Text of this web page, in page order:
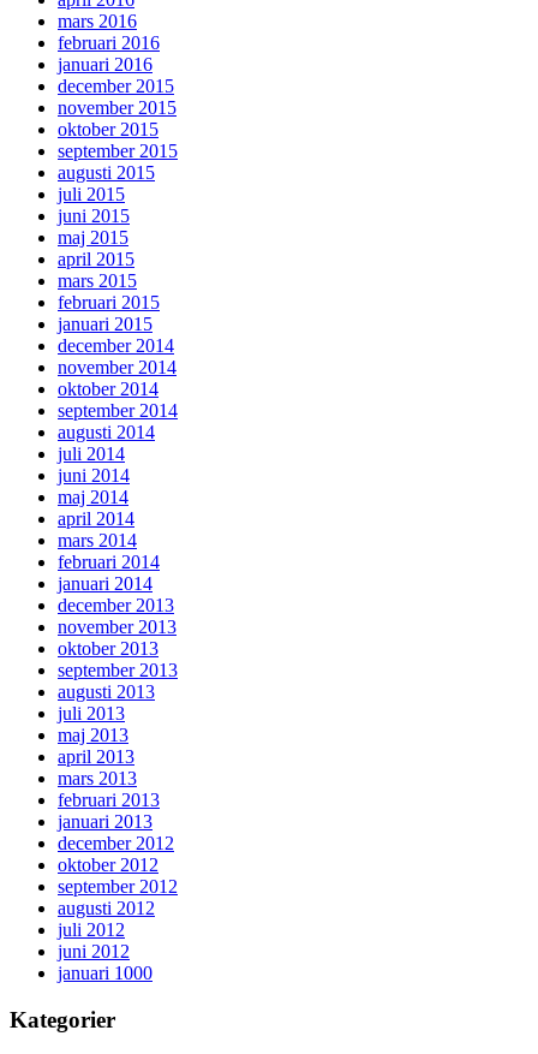
mars 2016
februari 2016
januari 2016
december 2015
november 2015
oktober 2015
september 2015
augusti 2015
juli 2015
juni 2015
maj 2015
april 2015
mars 2015
februari 2015
januari 2015
december 2014
november 2014
oktober 2014
september 2014
augusti 2014
juli 2014
juni 2014
maj 2014
april 2014
mars 2014
februari 2014
januari 2014
december 2013
november 2013
oktober 2013
september 2013
augusti 2013
juli 2013
maj 2013
april 2013
mars 2013
februari 2013
januari 2013
december 2012
oktober 2012
september 2012
augusti 2012
juli 2012
juni 2012
januari 1000
Kategorier